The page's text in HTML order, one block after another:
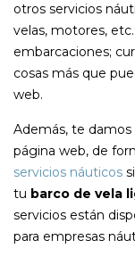
otros servicios
velas, motores,
embarcaciones;
cosas más que
web.
Además, te
página web, de
servicios náuticos
tu barco de vela
servicios están
para empresas